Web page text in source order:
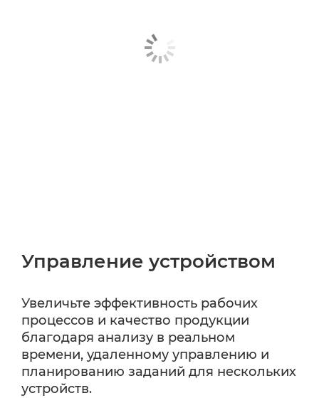
Управление устройством
Увеличьте эффективность рабочих
процессов и качество продукции
благодаря анализу в реальном
времени, удаленному управлению и
планированию заданий для нескольких
устройств.